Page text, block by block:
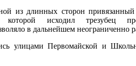
из длинных сторон
исходил трезубец
в дальнейшем неограниченно
улицами Первомайской и